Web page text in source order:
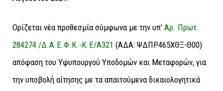
Ορίζεται νέα προθεσμία σύμφωνα με την υπ’ Αρ. Πρωτ.:
284274 /Δ.Α.Ε.Φ.Κ.-Κ.Ε/Α321 (ΑΔΑ: ΨΔΠΡ465ΧΘΞ-Θ00)
απόφαση του Υφυπουργού Υποδομών και Μεταφορών, για
την υποβολή αίτησης με τα απαιτούμενα δικαιολογητικά